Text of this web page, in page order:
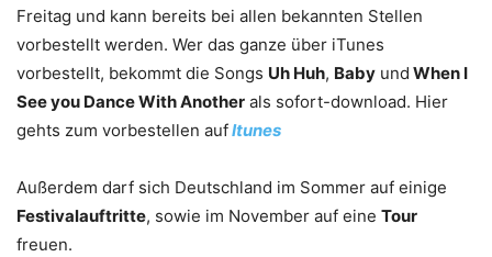
Freitag und kann bereits bei allen bekannten Stellen
vorbestellt werden. Wer das ganze über iTunes
vorbestellt, bekommt die Songs Uh Huh, Baby und When I
See you Dance With Another als sofort-download. Hier
gehts zum vorbestellen aufItunes
Außerdem darf sich Deutschland im Sommer auf einige
Festivalauftritte, sowie im November auf eine Tour
freuen.